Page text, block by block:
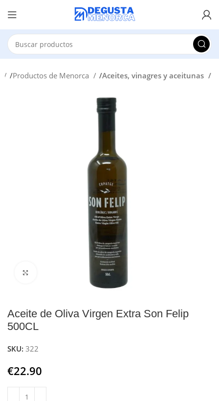
Productos de Menorca Aceites, vinagres y aceitunas
Aceite de Oliva Virgen Extra Son Felip
500CL
SKU:322
€22.90